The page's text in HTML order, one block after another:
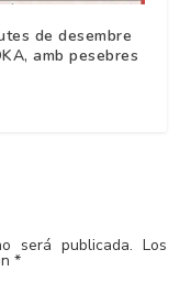
de desembre
amb pesebres
será publicada. Los
*